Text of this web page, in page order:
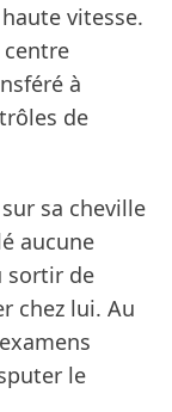
vitesse.
à
de
sa cheville
aucune
sortir de
chez lui. Au
le